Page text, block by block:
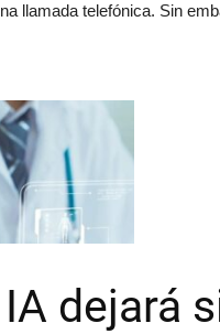
llamada telefónica. Sin
dejará